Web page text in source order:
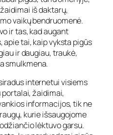
iš daktarų,
vaikų bendruomenė.
ir tas, kad augant
apie tai, kaip vyksta pigūs
ir daugiau, traukė,
smulkmena.
internetui visiems
žaidimai,
informacijos, tik ne
kurie išsaugojome
lėktuvo garsu.